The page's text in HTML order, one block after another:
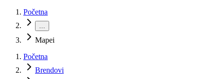
Početna
…
Mapei
Početna
Brendovi